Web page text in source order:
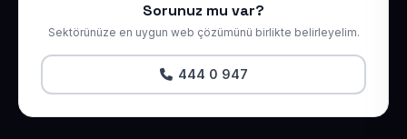
Sorunuz mu var?
Sektörünüze en uygun web çözümünü birlikte belirleyelim.
444 0 947